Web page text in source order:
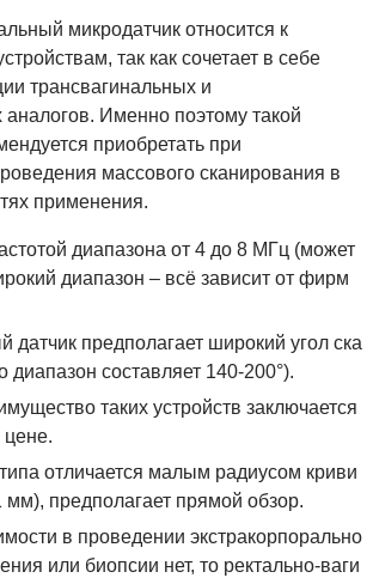
микродатчик относится к
так как сочетает в себе
трансвагинальных и
аналогов. Именно поэтому такой
приобретать при
массового сканирования в
применения.
диапазона от 4 до 8 МГц (может
диапазон – всё зависит от фирм
датчик предполагает широкий угол ска
диапазон составляет 140-200°).
таких устройств заключается
отличается малым радиусом криви
мм), предполагает прямой обзор.
в проведении экстракорпорально
или биопсии нет, то ректально-ваги